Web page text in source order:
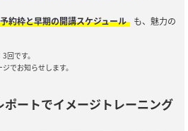
約枠と早期の開講スケジュール
も、魅力の
回です。
でお知らせします。
ートでイメージトレーニング